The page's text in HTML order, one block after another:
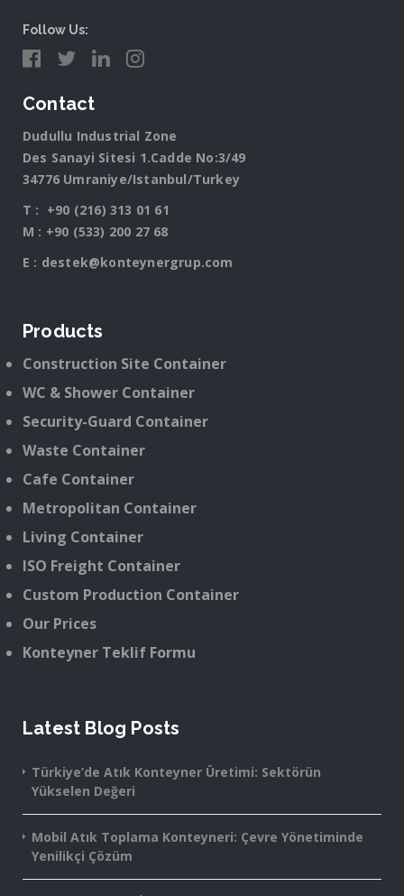
Follow Us:
Contact
Dudullu Industrial Zone
Des Sanayi Sitesi 1.Cadde No:3/49
34776 Umraniye/Istanbul/Turkey
T : +90 (216) 313 01 61
M : +90 (533) 200 27 68
E : destek@konteynergrup.com
Products
Construction Site Container
WC & Shower Container
Security-Guard Container
Waste Container
Cafe Container
Metropolitan Container
Living Container
ISO Freight Container
Custom Production Container
Our Prices
Konteyner Teklif Formu
Latest Blog Posts
Türkiye’de Atık Konteyner Üretimi: Sektörün
Yükselen Değeri
Mobil Atık Toplama Konteyneri: Çevre Yönetiminde
Yenilikçi Çözüm